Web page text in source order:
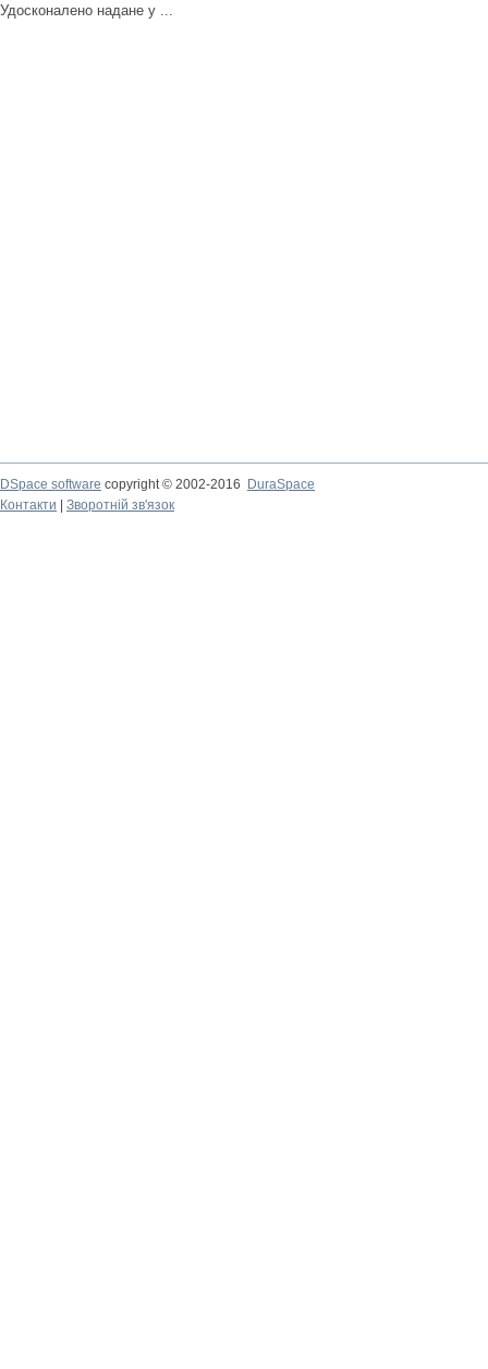
Удосконалено надане у ...
DSpace software copyright © 2002-2016
DuraSpace
Контакти
Зворотній зв'язок